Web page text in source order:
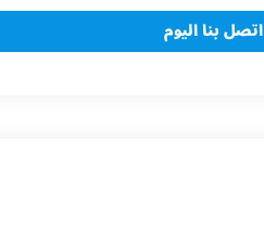
اتصل بنا اليوم